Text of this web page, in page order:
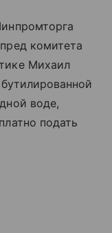
комитета
Михаил
воде,
подать